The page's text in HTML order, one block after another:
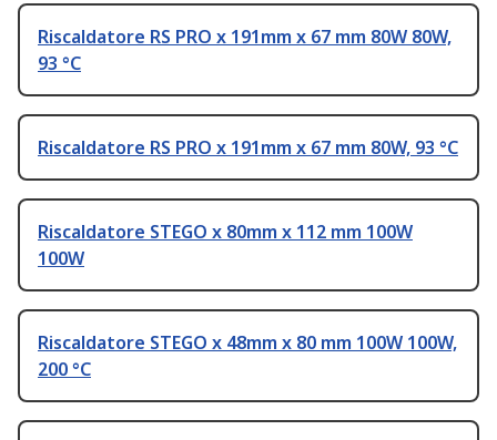
Riscaldatore RS PRO x 191mm x 67 mm 80W 80W,
93 °C
Riscaldatore RS PRO x 191mm x 67 mm 80W, 93 °C
Riscaldatore STEGO x 80mm x 112 mm 100W
100W
Riscaldatore STEGO x 48mm x 80 mm 100W 100W,
200 °C